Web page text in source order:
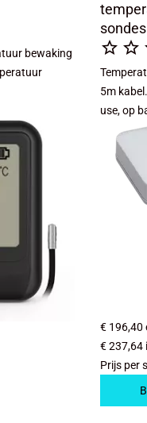
bewaking
 
5m
use, op
€ 196,40
€ 237,64
Prijs per